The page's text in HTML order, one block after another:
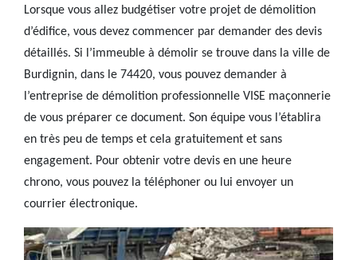
Lorsque vous allez budgétiser votre projet de démolition
d’édifice, vous devez commencer par demander des devis
détaillés. Si l’immeuble à démolir se trouve dans la ville de
Burdignin, dans le 74420, vous pouvez demander à
l’entreprise de démolition professionnelle VISE maçonnerie
de vous préparer ce document. Son équipe vous l’établira
en très peu de temps et cela gratuitement et sans
engagement. Pour obtenir votre devis en une heure
chrono, vous pouvez la téléphoner ou lui envoyer un
courrier électronique.